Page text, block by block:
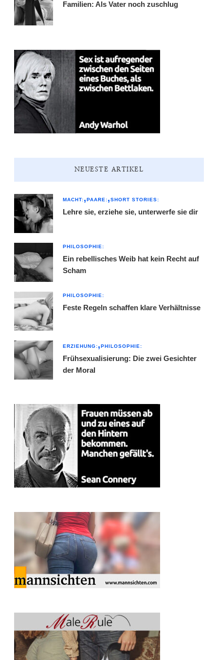
Familien: Als Vater noch zuschlug
NEUESTE ARTIKEL
MACHT: PAARE: SHORT STORIES:
Lehre sie, erziehe sie, unterwerfe sie dir
PHILOSOPHIE:
Ein rebellisches Weib hat kein Recht auf
Scham
PHILOSOPHIE:
Feste Regeln schaffen klare Verhältnisse
ERZIEHUNG: PHILOSOPHIE:
Frühsexualisierung: Die zwei Gesichter
der Moral